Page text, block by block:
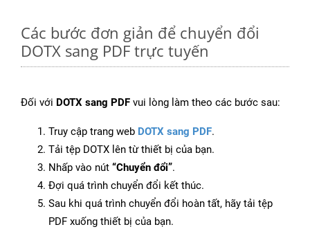
Các bước đơn giản để chuyển đổi
DOTX sang PDF trực tuyến
Đối với DOTX sang PDF vui lòng làm theo các bước sau:
Truy cập trang web DOTX sang PDF.
Tải tệp DOTX lên từ thiết bị của bạn.
Nhấp vào nút “Chuyển đổi”.
Đợi quá trình chuyển đổi kết thúc.
Sau khi quá trình chuyển đổi hoàn tất, hãy tải tệp
PDF xuống thiết bị của bạn.